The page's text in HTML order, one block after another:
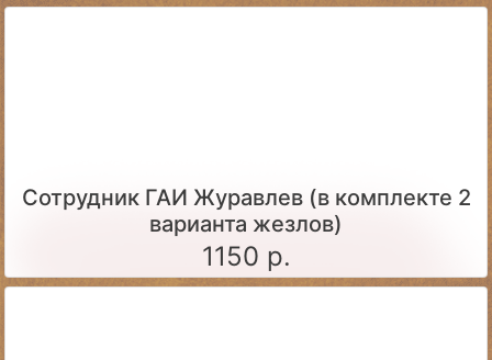
Сотрудник ГАИ Журавлев (в комплекте 2
варианта жезлов)
1150 р.